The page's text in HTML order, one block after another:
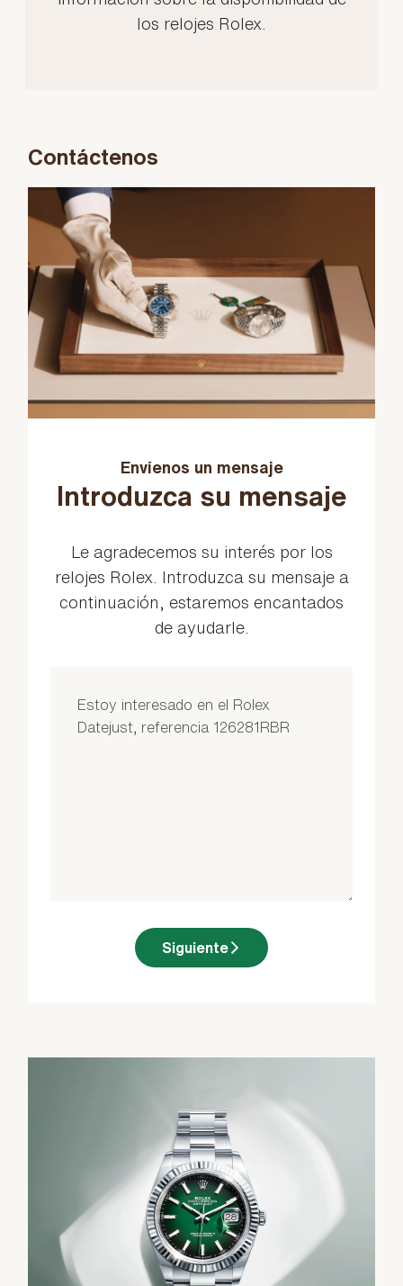
los relojes Rolex.
Contáctenos
Envíenos un mensaje
Introduzca su mensaje
Le agradecemos su interés por los
relojes Rolex. Introduzca su mensaje a
continuación, estaremos encantados
de ayudarle.
Siguiente